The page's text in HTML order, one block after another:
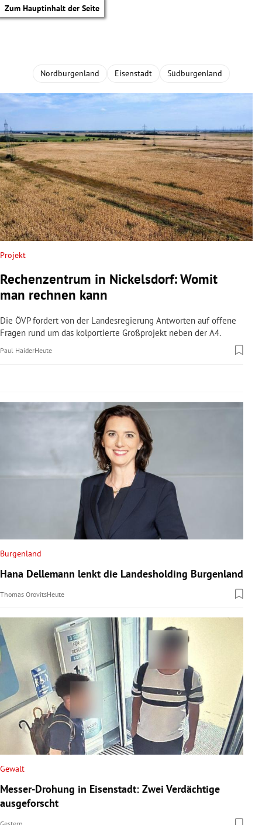
Zum Hauptinhalt der Seite
Untermenü
Untermenü
Untermenü
Untermenü
Untermenü
Nordburgenland Eisenstadt Südburgenland
Projekt
Rechenzentrum in Nickelsdorf: Womit
man rechnen kann
Die ÖVP fordert von der Landesregierung Antworten auf offene
Fragen rund um das kolportierte Großprojekt neben der A4.
Paul HaiderHeute
Burgenland
Hana Dellemann lenkt die Landesholding Burgenland
Thomas OrovitsHeute
Gewalt
Messer-Drohung in Eisenstadt: Zwei Verdächtige
ausgeforscht